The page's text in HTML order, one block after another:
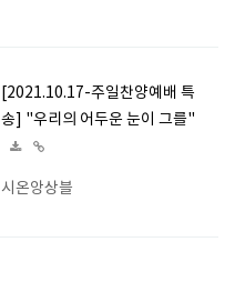
[2021.10.17-주일찬양예배 특
송] "우리의 어두운 눈이 그를"
시온앙상블